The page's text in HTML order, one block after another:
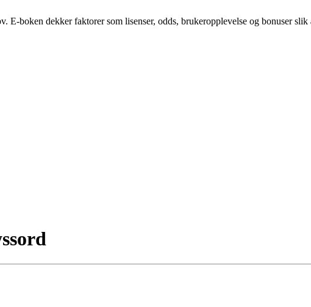
E-boken dekker faktorer som lisenser, odds, brukeropplevelse og bonuser